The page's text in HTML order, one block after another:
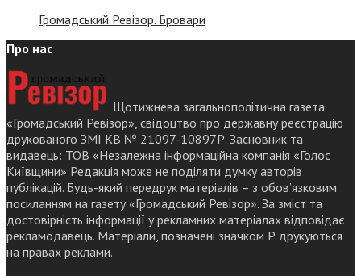
Громадський Ревізор. Бровари
Про нас
Щотижнева загальнополітична газета
«Громадський Ревізор», свідоцтво про державну реєстрацію
друкованого ЗМІ КВ № 21097-10897Р. Засновник та
видавець: ТОВ «Незалежна інформаційна компанія «Голос
Київщини» Редакція може не поділяти думку авторів
публікацій. Будь-який передрук матеріалів – з обов’язковим
посиланням на газету «Громадський Ревізор». За зміст та
достовірність інформації у рекламних матеріалах відповідає
рекламодавець. Матеріали, позначені значком Р друкуються
на правах реклами.